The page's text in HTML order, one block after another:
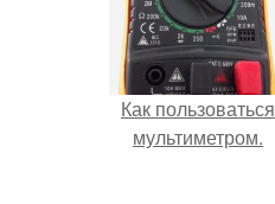
Как пользоваться
мультиметром.